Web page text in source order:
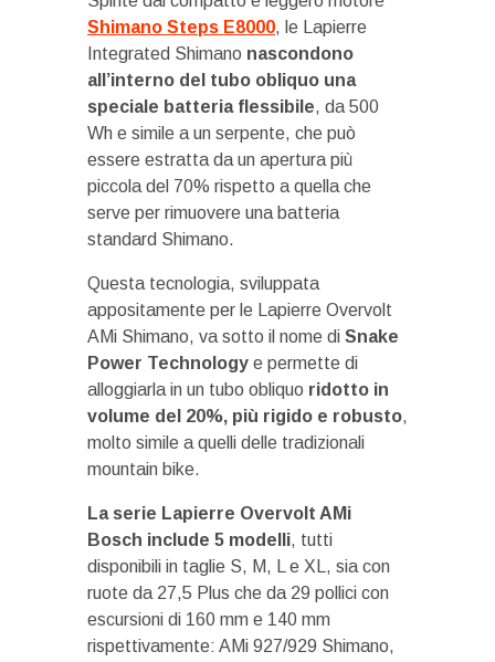
Shimano Steps E8000, le Lapierre
Integrated Shimano nascondono
all’interno del tubo obliquo una
speciale batteria flessibile, da 500
Wh e simile a un serpente, che può
essere estratta da un apertura più
piccola del 70% rispetto a quella che
serve per rimuovere una batteria
standard Shimano.
Questa tecnologia, sviluppata
appositamente per le Lapierre Overvolt
AMi Shimano, va sotto il nome di Snake
Power Technology e permette di
alloggiarla in un tubo obliquo ridotto in
volume del 20%, più rigido e robusto,
molto simile a quelli delle tradizionali
mountain bike.
La serie Lapierre Overvolt AMi
Bosch include 5 modelli, tutti
disponibili in taglie S, M, L e XL, sia con
ruote da 27,5 Plus che da 29 pollici con
escursioni di 160 mm e 140 mm
rispettivamente: AMi 927/929 Shimano,